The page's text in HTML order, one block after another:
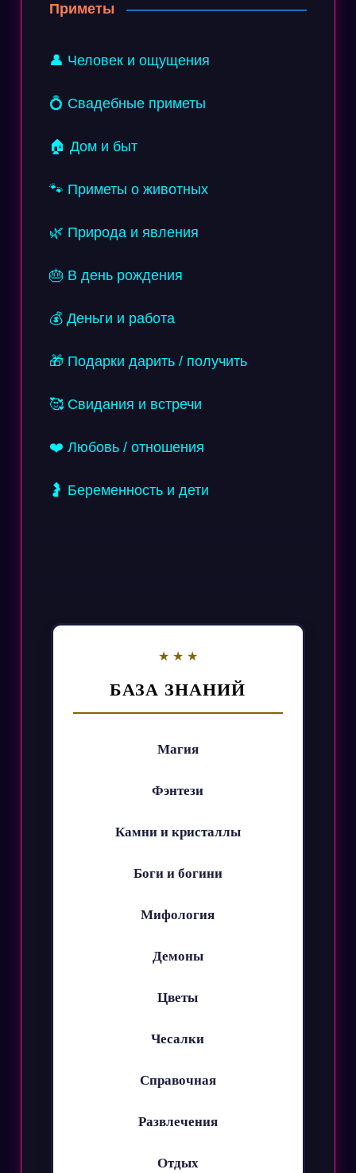
Приметы
👤 Человек и ощущения
💍 Свадебные приметы
🏠 Дом и быт
🐾 Приметы о животных
🌿 Природа и явления
🎂 В день рождения
💰 Деньги и работа
🎁 Подарки дарить / получить
🥰 Свидания и встречи
❤️ Любовь / отношения
🤰 Беременность и дети
БАЗА ЗНАНИЙ
Магия
Фэнтези
Камни и кристаллы
Боги и богини
Мифология
Демоны
Цветы
Чесалки
Справочная
Развлечения
Отдых